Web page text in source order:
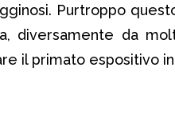
Purtroppo
diversamente da
il primato espositivo